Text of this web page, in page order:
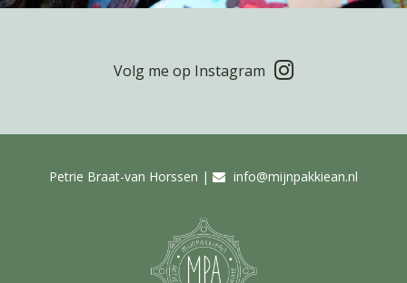
Volg me op Instagram
Petrie Braat-van Horssen | info@mijnpakkiean.nl